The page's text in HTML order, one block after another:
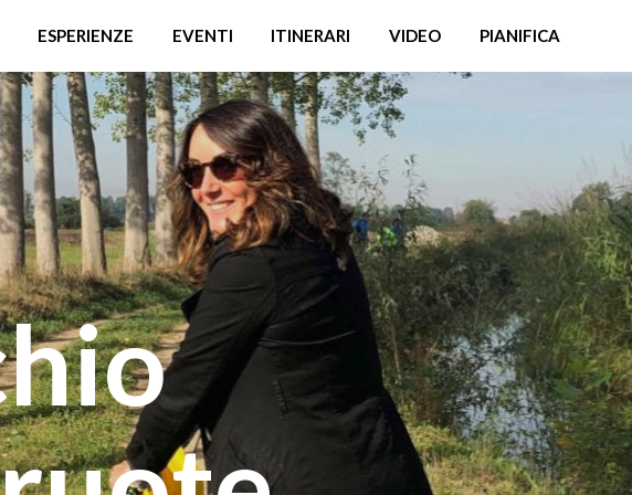
ESPERIENZE EVENTI ITINERARI VIDEO PIANIFICA